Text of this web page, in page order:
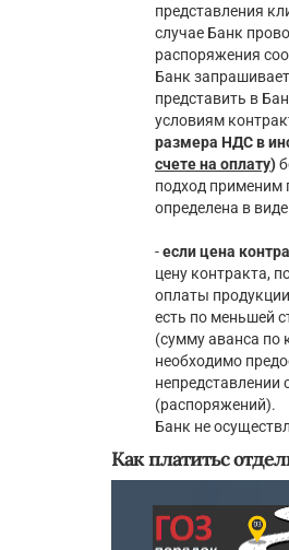
представления
случае Банк
распоряжения
Банк
представить в
условиям
размера НДС в
счете на оплату)
подход применим
определена в
-если цена
цену контракта,
оплаты
есть по меньшей
(сумму аванса по
необходимо
непредставлении
(распоряжений).
Банк не
Как платитьс